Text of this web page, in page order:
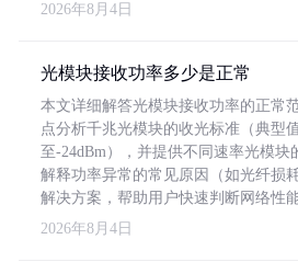
2026年8月4日
光模块接收功率多少是正常
本文详细解答光模块接收功率的正常
点分析千兆光模块的收光标准（典型
至-24dBm），并提供不同速率光模块
解释功率异常的常见原因（如光纤损
解决方案，帮助用户快速判断网络性能
2026年8月4日